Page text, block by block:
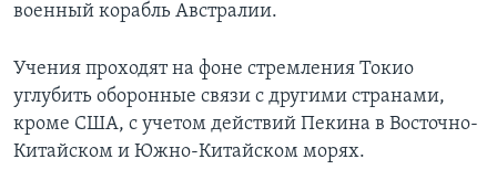
военный корабль Австралии.
Учения проходят на фоне стремления Токио
углубить оборонные связи с другими странами,
кроме США, с учетом действий Пекина в Восточно-
Китайском и Южно-Китайском морях.